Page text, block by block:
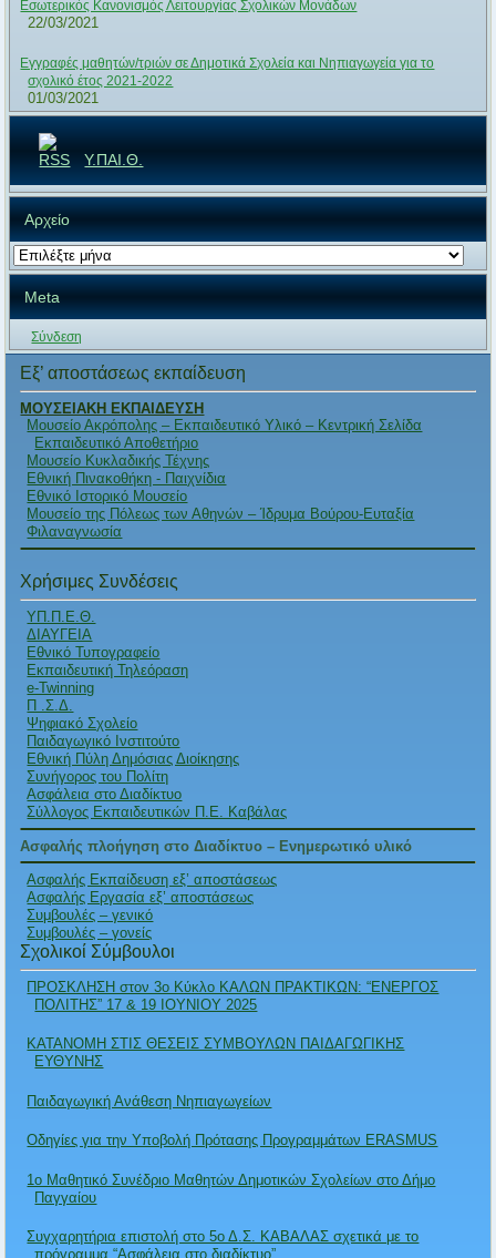
Εσωτερικός Κανονισμός Λειτουργίας Σχολικών Μονάδων
22/03/2021
Εγγραφές μαθητών/τριών σε Δημοτικά Σχολεία και Νηπιαγωγεία για το
σχολικό έτος 2021-2022
01/03/2021
Υ.ΠΑΙ.Θ.
Αρχείο
Αρχείο
Meta
Σύνδεση
Εξ’ αποστάσεως εκπαίδευση
ΜΟΥΣΕΙΑΚΗ ΕΚΠΑΙΔΕΥΣΗ
Μουσείο Ακρόπολης – Εκπαιδευτικό Υλικό – Κεντρική Σελίδα
Εκπαιδευτικό Αποθετήριο
Μουσείο Κυκλαδικής Τέχνης
Εθνική Πινακοθήκη - Παιχνίδια
Εθνικό Ιστορικό Μουσείο
Μουσείο της Πόλεως των Αθηνών – Ίδρυμα Βούρου-Ευταξία
Φιλαναγνωσία
Χρήσιμες Συνδέσεις
ΥΠ.Π.Ε.Θ.
ΔΙΑΥΓΕΙΑ
Εθνικό Τυπογραφείο
Εκπαιδευτική Τηλεόραση
e-Twinning
Π .Σ.Δ.
Ψηφιακό Σχολείο
Παιδαγωγικό Ινστιτούτο
Εθνική Πύλη Δημόσιας Διοίκησης
Συνήγορος του Πολίτη
Ασφάλεια στο Διαδίκτυο
Σύλλογος Εκπαιδευτικών Π.Ε. Καβάλας
Ασφαλής πλοήγηση στο Διαδίκτυο – Ενημερωτικό υλικό
Ασφαλής Εκπαίδευση εξ’ αποστάσεως
Ασφαλής Εργασία εξ’ αποστάσεως
Συμβουλές – γενικό
Συμβουλές – γονείς
Σχολικοί Σύμβουλοι
ΠΡΟΣΚΛΗΣΗ στον 3ο Κύκλο ΚΑΛΩΝ ΠΡΑΚΤΙΚΩΝ: “ΕΝΕΡΓΟΣ
ΠΟΛΙΤΗΣ” 17 & 19 ΙΟΥΝΙΟΥ 2025
ΚΑΤΑΝΟΜΗ ΣΤΙΣ ΘΕΣΕΙΣ ΣΥΜΒΟΥΛΩΝ ΠΑΙΔΑΓΩΓΙΚΗΣ
ΕΥΘΥΝΗΣ
Παιδαγωγική Ανάθεση Νηπιαγωγείων
Οδηγίες για την Υποβολή Πρότασης Προγραμμάτων ERASMUS
1ο Μαθητικό Συνέδριο Μαθητών Δημοτικών Σχολείων στο Δήμο
Παγγαίου
Συγχαρητήρια επιστολή στο 5ο Δ.Σ. ΚΑΒΑΛΑΣ σχετικά με το
πρόγραμμα “Ασφάλεια στο διαδίκτυο”